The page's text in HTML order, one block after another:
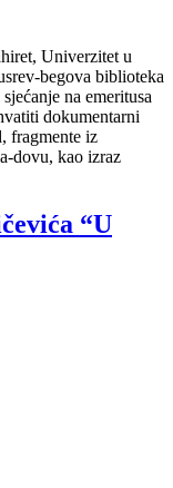
Univerzitet u
begova biblioteka
na emeritusa
dokumentarni
fragmente iz
dovu, kao izraz
“U